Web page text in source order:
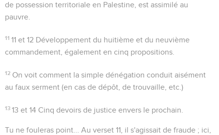
de possession territoriale en Palestine, est assimilé au
pauvre.
11 11 et 12 Développement du huitième et du neuvième
commandement, également en cinq propositions.
12 On voit comment la simple dénégation conduit aisément
au faux serment (en cas de dépôt, de trouvaille, etc.)
13 13 et 14 Cinq devoirs de justice envers le prochain.
Tu ne fouleras point...
Au verset 11, il s'agissait de fraude ; ici,